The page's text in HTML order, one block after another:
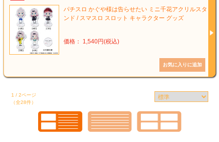
パチスロ かぐや様は告らせたい ミニ千花アクリルスタ
ンド / スマスロ スロット キャラクター グッズ
価格： 1,540円(税込)
1 / 2ページ
（全28件）